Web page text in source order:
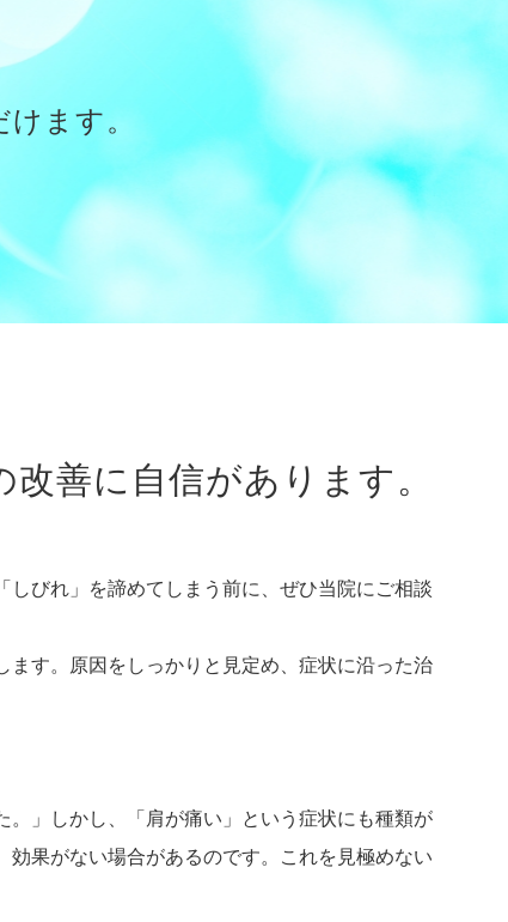
ます。
善に自信があります。
びれ」を諦めてしまう前に、ぜひ当院にご相談
ます。原因をしっかりと見定め、症状に沿った治
。」しかし、「肩が痛い」という症状にも種類が
果がない場合があるのです。これを見極めない